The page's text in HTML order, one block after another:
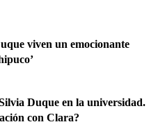
viven un emocionante
Duque en la universidad.
con Clara?